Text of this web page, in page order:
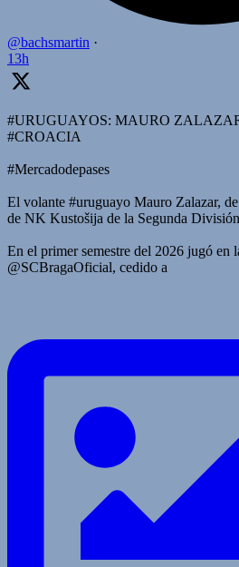
@bachsmartin ·
13h
#URUGUAYOS: MAURO
#CROACIA
#Mercadodepases
El volante #uruguayo Mauro Zalazar,
de NK Kustošija de la Segunda
En el primer semestre del 2026 jugó en
@SCBragaOficial, cedido a